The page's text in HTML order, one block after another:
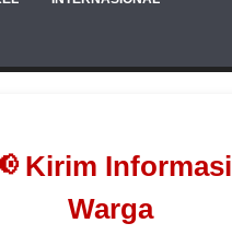
Kirim Informasi
Warga